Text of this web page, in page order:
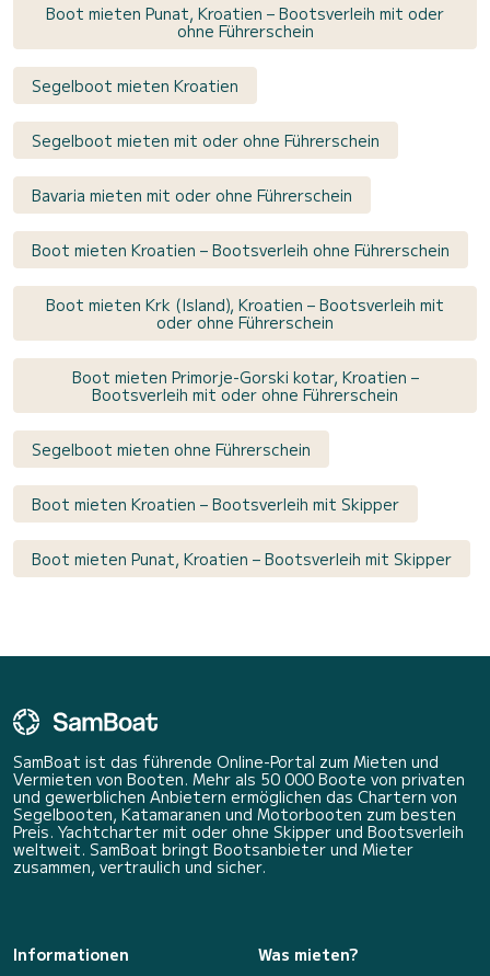
Boot mieten Punat, Kroatien – Bootsverleih mit oder
ohne Führerschein
Segelboot mieten Kroatien
Segelboot mieten mit oder ohne Führerschein
Bavaria mieten mit oder ohne Führerschein
Boot mieten Kroatien – Bootsverleih ohne Führerschein
Boot mieten Krk (Island), Kroatien – Bootsverleih mit
oder ohne Führerschein
Boot mieten Primorje-Gorski kotar, Kroatien –
Bootsverleih mit oder ohne Führerschein
Segelboot mieten ohne Führerschein
Boot mieten Kroatien – Bootsverleih mit Skipper
Boot mieten Punat, Kroatien – Bootsverleih mit Skipper
SamBoat ist das führende Online-Portal zum Mieten und
Vermieten von Booten. Mehr als 50 000 Boote von privaten
und gewerblichen Anbietern ermöglichen das Chartern von
Segelbooten, Katamaranen und Motorbooten zum besten
Preis. Yachtcharter mit oder ohne Skipper und Bootsverleih
weltweit. SamBoat bringt Bootsanbieter und Mieter
zusammen, vertraulich und sicher.
Informationen
Was mieten?